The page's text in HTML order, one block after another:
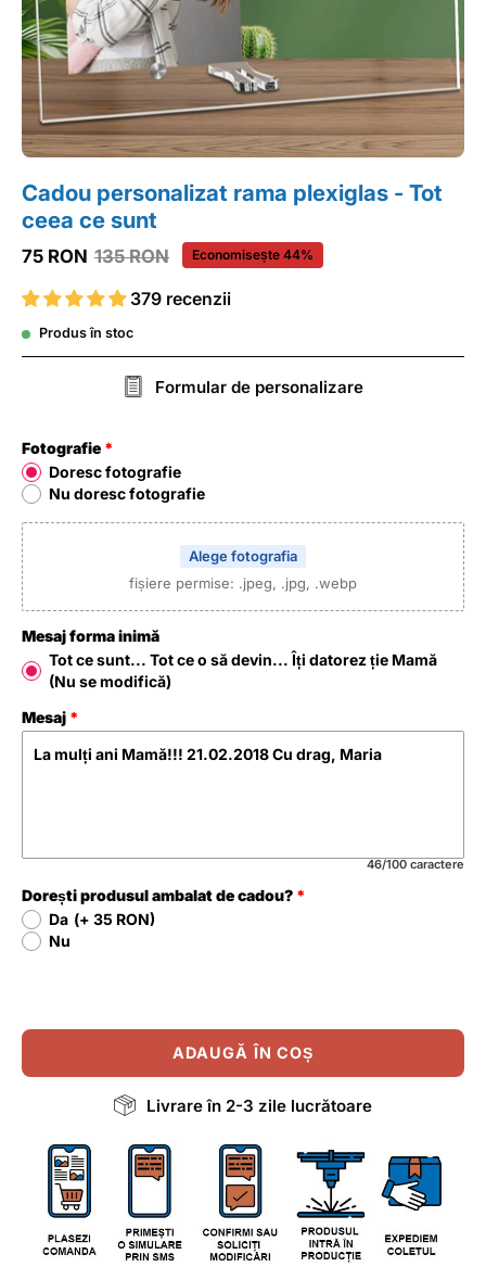
Cadou personalizat rama plexiglas - Tot
ceea ce sunt
75 RON 135 RON Economisește 44%
379 recenzii
Produs în stoc
Formular de personalizare
Fotografie
Doresc fotografie
Nu doresc fotografie
Alege fotografia
fișiere permise: .jpeg, .jpg, .webp
Mesaj forma inimă
Tot ce sunt... Tot ce o să devin... Îți datorez ție Mamă
(Nu se modifică)
Mesaj
46/100 caractere
Dorești produsul ambalat de cadou?
Da (+ 35 RON)
Nu
ADAUGĂ ÎN COȘ
Livrare în 2-3 zile lucrătoare